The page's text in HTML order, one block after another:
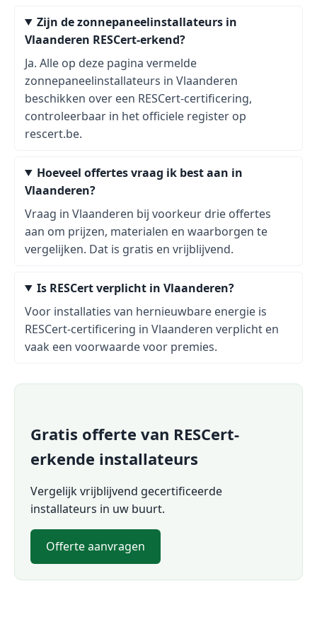
Zijn de zonnepaneelinstallateurs in
Vlaanderen RESCert-erkend?
Ja. Alle op deze pagina vermelde
zonnepaneelinstallateurs in Vlaanderen
beschikken over een RESCert-certificering,
controleerbaar in het officiele register op
rescert.be.
Hoeveel offertes vraag ik best aan in
Vlaanderen?
Vraag in Vlaanderen bij voorkeur drie offertes
aan om prijzen, materialen en waarborgen te
vergelijken. Dat is gratis en vrijblijvend.
Is RESCert verplicht in Vlaanderen?
Voor installaties van hernieuwbare energie is
RESCert-certificering in Vlaanderen verplicht en
vaak een voorwaarde voor premies.
Gratis offerte van RESCert-
erkende installateurs
Vergelijk vrijblijvend gecertificeerde
installateurs in uw buurt.
Offerte aanvragen